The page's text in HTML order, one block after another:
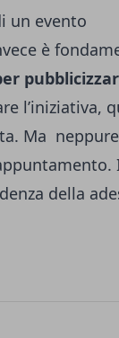
un evento
è
l’iniziativa,
Ma
della